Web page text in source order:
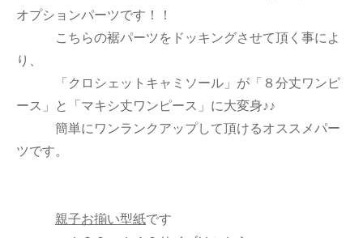
オプションパーツです！！
こちらの裾パーツをドッキングさせて頂く事によ
り、
「クロシェットキャミソール」が「８分丈ワンピ
ース」と「マキシ丈ワンピース」に大変身♪♪
簡単にワンランクアップして頂けるオススメパー
ツです。
親子お揃い型紙です